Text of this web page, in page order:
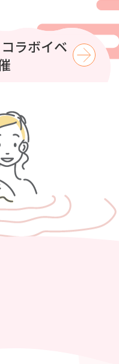
で涼もう
ラボイベ